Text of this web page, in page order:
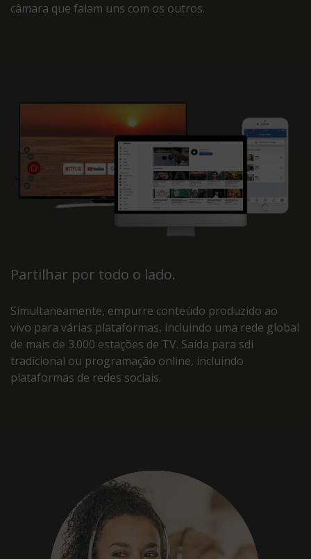
câmara que falam uns com os outros.
Partilhar por todo o lado.
Simultaneamente, empurre conteúdo produzido ao
vivo para várias plataformas, incluindo uma rede global
de mais de 3.000 estações de TV. Saída para sdi
tradicional ou programação online, incluindo
plataformas de redes sociais.